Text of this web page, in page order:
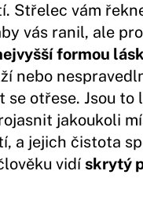
Střelec vám
vás ranil, ale
formou
nebo
se otřese. Jsou to
jakoukoli
a jejich čistota
vidískrytý